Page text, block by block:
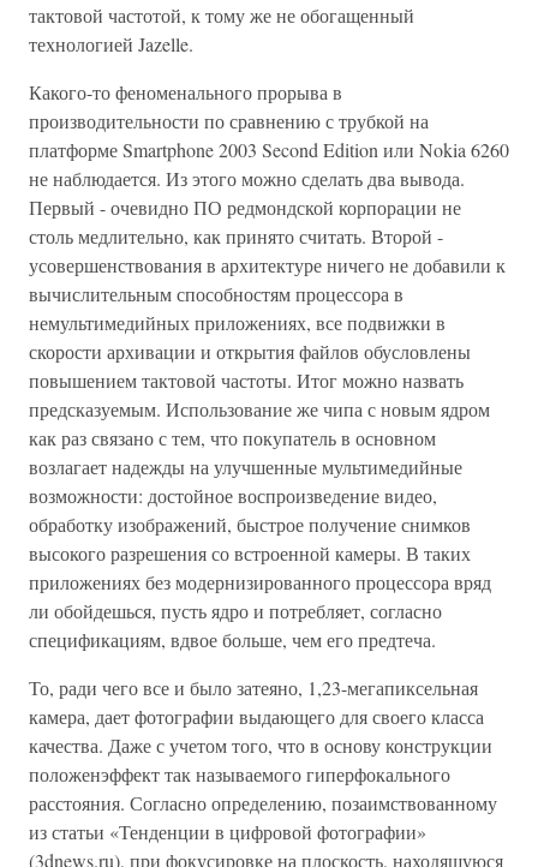
тактовой частотой, к тому же не обогащенный
технологией Jazelle.
Какого-то феноменального прорыва в
производительности по сравнению с трубкой на
платформе Smartphone 2003 Second Edition или Nokia 6260
не наблюдается. Из этого можно сделать два вывода.
Первый - очевидно ПО редмондской корпорации не
столь медлительно, как принято считать. Второй -
усовершенствования в архитектуре ничего не добавили к
вычислительным способностям процессора в
немультимедийных приложениях, все подвижки в
скорости архивации и открытия файлов обусловлены
повышением тактовой частоты. Итог можно назвать
предсказуемым. Использование же чипа с новым ядром
как раз связано с тем, что покупатель в основном
возлагает надежды на улучшенные мультимедийные
возможности: достойное воспроизведение видео,
обработку изображений, быстрое получение снимков
высокого разрешения со встроенной камеры. В таких
приложениях без модернизированного процессора вряд
ли обойдешься, пусть ядро и потребляет, согласно
спецификациям, вдвое больше, чем его предтеча.
То, ради чего все и было затеяно, 1,23-мегапиксельная
камера, дает фотографии выдающего для своего класса
качества. Даже с учетом того, что в основу конструкции
положенэффект так называемого гиперфокального
расстояния. Согласно определению, позаимствованному
из статьи «Тенденции в цифровой фотографии»
(3dnews.ru), при фокусировке на плоскость, находящуюся